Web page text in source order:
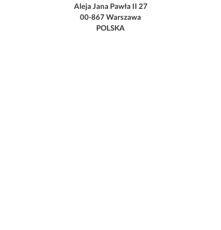
Aleja Jana Pawła II 27
00-867 Warszawa
POLSKA